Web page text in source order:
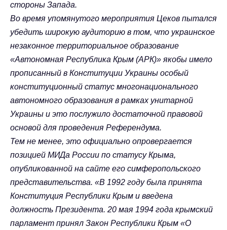
стороны Запада.
Во время упомянутого мероприятия Цеков пытался
убедить широкую аудиторию в том, что украинское
незаконное территориальное образование
«Автономная Республика Крым (АРК)» якобы имело
прописанный в Конституции Украины особый
конституционный статус многонационального
автономного образования в рамках унитарной
Украины и это послужило достаточной правовой
основой для проведения Референдума.
Тем не менее, это официально опровергается
позицией МИДа России по статусу Крыма,
опубликованной на сайте его симферопольского
представительства. «В 1992 году была принята
Конституция Республики Крым и введена
должность Президента. 20 мая 1994 года крымский
парламент принял Закон Республики Крым «О